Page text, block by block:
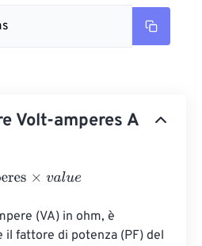
Volt-amperes A
valu e
(VA) in ohm, è
il fattore di potenza (PF) del